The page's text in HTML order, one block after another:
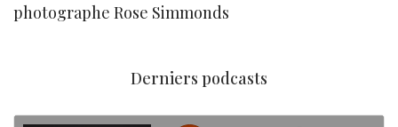
photographe Rose Simmonds
Derniers podcasts